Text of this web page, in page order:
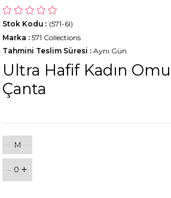
(571-6I)
Stok Kodu
Marka : 571 Collections
Tahmini Teslim Süresi : Aynı Gün
Ultra Hafif Kadın
Çanta
M
- 0 +